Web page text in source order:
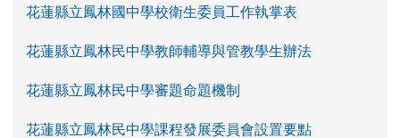
花蓮縣立鳳林國中學校衛生委員工作執掌表
花蓮縣立鳳林民中學教師輔導與管教學生辦法
花蓮縣立鳳林民中學審題命題機制
花蓮縣立鳳林民中學課程發展委員會設置要點